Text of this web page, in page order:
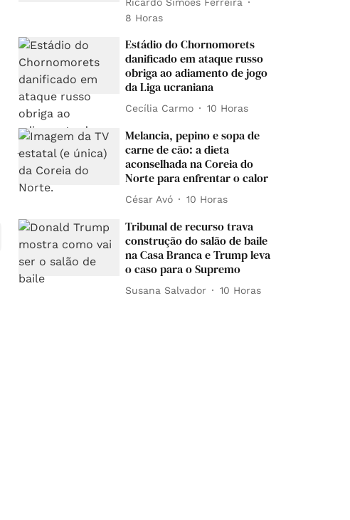
8 Horas
Estádio do Chornomorets
danificado em ataque russo
obriga ao adiamento de jogo
da Liga ucraniana
Cecília Carmo 10 Horas
Melancia, pepino e sopa de
carne de cão: a dieta
aconselhada na Coreia do
Norte para enfrentar o calor
César Avó 10 Horas
Tribunal de recurso trava
construção do salão de baile
na Casa Branca e Trump leva
o caso para o Supremo
Susana Salvador 10 Horas